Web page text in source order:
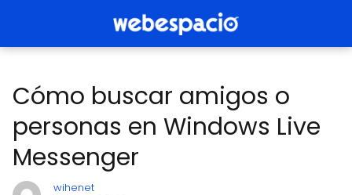
Cómo buscar amigos o
personas en Windows Live
Messenger
wihenet